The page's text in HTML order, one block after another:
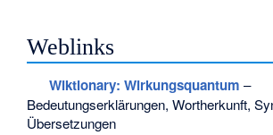
Weblinks
Wiktionary: Wirkungsquantum –
Bedeutungserklärungen, Wortherkunft,
Übersetzungen